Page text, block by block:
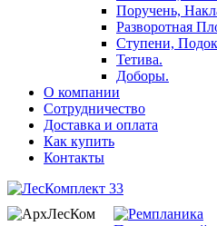
Поручень,
Разворотная
Ступени,
Тетива.
Доборы.
О компании
Сотрудничество
Доставка и оплата
Как купить
Контакты